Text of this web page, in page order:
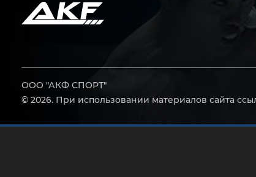
ООО "АКФ СПОРТ"
© 2026. При использовании материалов сайта
Нажмите Enter для поиска или Esc,